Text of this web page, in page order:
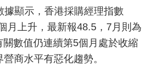
據顯示，香港採購經理指數
月上升，最新報48.5，7月則為
數值仍連續第5個月處於收縮
商水平有惡化趨勢。